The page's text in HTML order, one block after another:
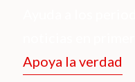
Apoya la verdad